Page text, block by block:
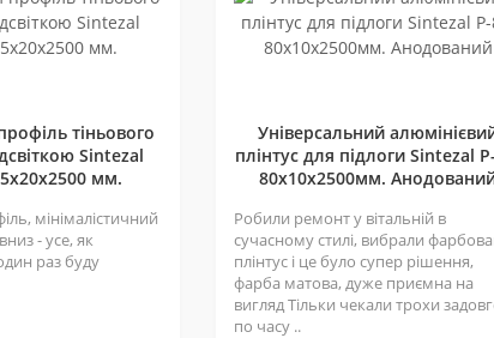
тіньового
Sintezal
мм.
мінімалістичний
- усе, як
раз буду
Універсальний
плінтус для підлоги Sintezal
80х10х2500мм.
Робили ремонт у вітальній в
сучасному стилі, вибрали
плінтус і це було супер рішення,
фарба матова, дуже приємна на
вигляд Тільки чекали трохи
по часу ..